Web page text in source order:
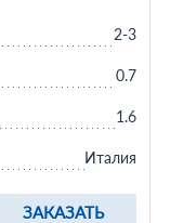
ЗАКАЗАТЬ
2-3
0.7
1.6
Италия